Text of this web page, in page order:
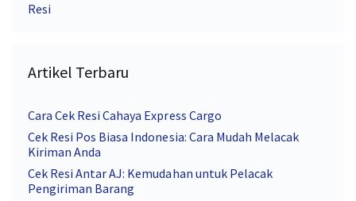
Resi
Artikel Terbaru
Cara Cek Resi Cahaya Express Cargo
Cek Resi Pos Biasa Indonesia: Cara Mudah Melacak
Kiriman Anda
Cek Resi Antar AJ: Kemudahan untuk Pelacak
Pengiriman Barang